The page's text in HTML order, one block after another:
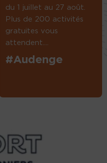
du 1 juillet au 27 août.
Plus de 200 activités
gratuites vous
attendent....
#Audenge